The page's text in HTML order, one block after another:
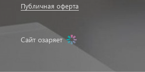
Публичная оферта
Сайт озаряет